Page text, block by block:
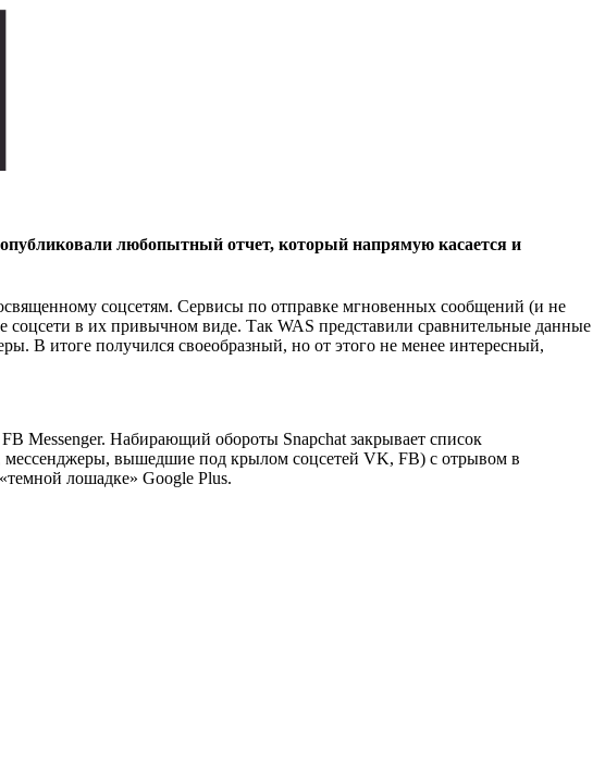
опубликовали любопытный отчет, который напрямую касается и
соцсетям. Сервисы по отправке мгновенных сообщений (и не
в их привычном виде. Так WAS представили сравнительные данные
В итоге получился своеобразный, но от этого не менее интересный,
Messenger. Набирающий обороты Snapchat закрывает список
мессенджеры, вышедшие под крылом соцсетей VK, FB) с отрывом в
лошадке» Google Plus.